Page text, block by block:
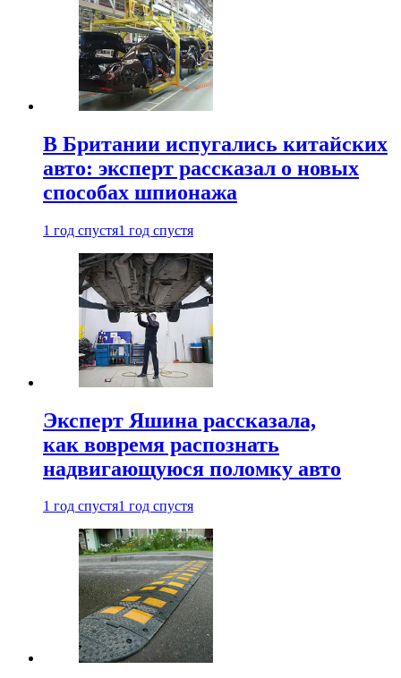
В Британии испугались китайских
авто: эксперт рассказал о новых
способах шпионажа
1 год спустя1 год спустя
Эксперт Яшина рассказала,
как вовремя распознать
надвигающуюся поломку авто
1 год спустя1 год спустя